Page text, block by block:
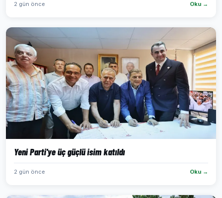
2 gün önce Oku →
Yeni Parti'ye üç güçlü isim katıldı
2 gün önce Oku →